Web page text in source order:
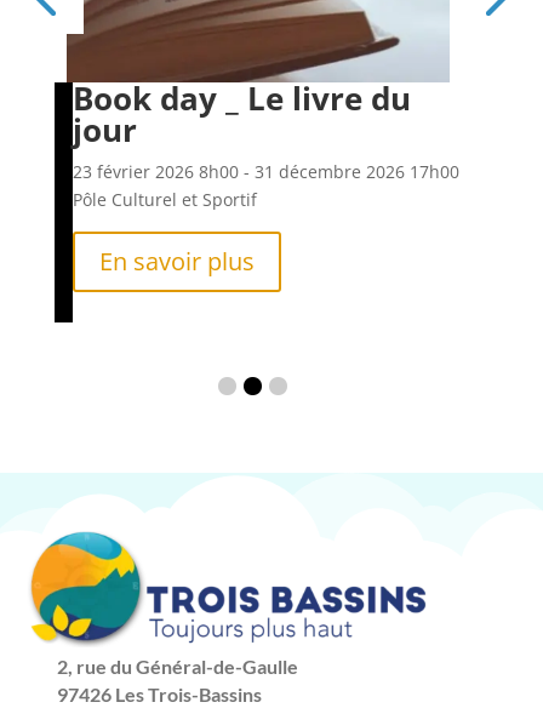
Book day _ Le livre du
jour
23 février 20268h00- 31 décembre 202617h00
Pôle Culturel et Sportif
En savoir plus
2, rue du Général-de-Gaulle
97426 Les Trois-Bassins